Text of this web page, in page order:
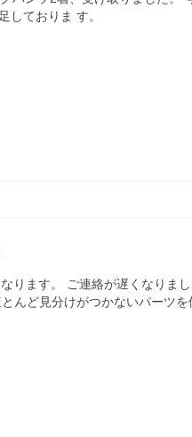
しておりま す。
ります。 ご連絡が遅くなりま
んど見分けがつかないパーツ